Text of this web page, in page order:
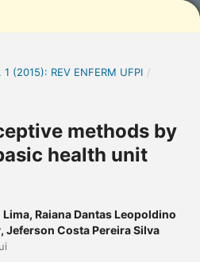
1 (2015): REV ENFERM UFPI /
methods by
health unit
Raiana Dantas Leopoldino
Jeferson Costa Pereira Silva